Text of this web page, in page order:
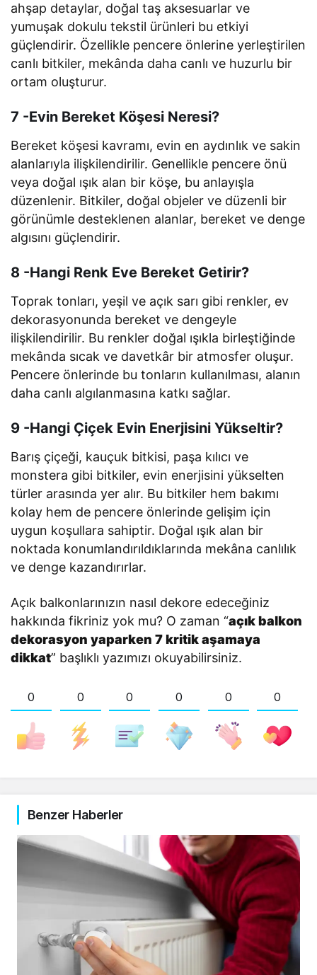
ahşap detaylar, doğal taş aksesuarlar ve
yumuşak dokulu tekstil ürünleri bu etkiyi
güçlendirir. Özellikle pencere önlerine yerleştirilen
canlı bitkiler, mekânda daha canlı ve huzurlu bir
ortam oluşturur.
7 -Evin Bereket Köşesi Neresi?
Bereket köşesi kavramı, evin en aydınlık ve sakin
alanlarıyla ilişkilendirilir. Genellikle pencere önü
veya doğal ışık alan bir köşe, bu anlayışla
düzenlenir. Bitkiler, doğal objeler ve düzenli bir
görünümle desteklenen alanlar, bereket ve denge
algısını güçlendirir.
8 -Hangi Renk Eve Bereket Getirir?
Toprak tonları, yeşil ve açık sarı gibi renkler, ev
dekorasyonunda bereket ve dengeyle
ilişkilendirilir. Bu renkler doğal ışıkla birleştiğinde
mekânda sıcak ve davetkâr bir atmosfer oluşur.
Pencere önlerinde bu tonların kullanılması, alanın
daha canlı algılanmasına katkı sağlar.
9 -Hangi Çiçek Evin Enerjisini Yükseltir?
Barış çiçeği, kauçuk bitkisi, paşa kılıcı ve
monstera gibi bitkiler, evin enerjisini yükselten
türler arasında yer alır. Bu bitkiler hem bakımı
kolay hem de pencere önlerinde gelişim için
uygun koşullara sahiptir. Doğal ışık alan bir
noktada konumlandırıldıklarında mekâna canlılık
ve denge kazandırırlar.
Açık balkonlarınızın nasıl dekore edeceğiniz
hakkında fikriniz yok mu? O zaman “açık balkon
dekorasyon yaparken 7 kritik aşamaya
dikkat” başlıklı yazımızı okuyabilirsiniz.
0 0 0 0 0 0
Benzer Haberler